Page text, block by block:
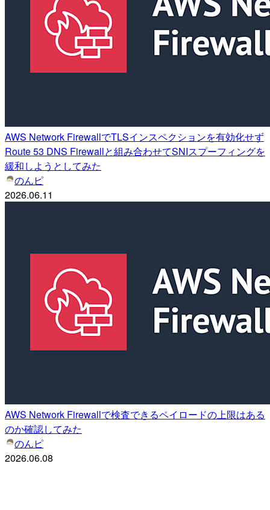
AWS Network FirewallでTLSインスペクションを有効化せず
Route 53 DNS Firewallと組み合わせてSNIスプーフィングを
緩和しようとしてみた
のんピ
2026.06.11
AWS Network Firewallで検査できるペイロードの上限はある
のか確認してみた
のんピ
2026.06.08